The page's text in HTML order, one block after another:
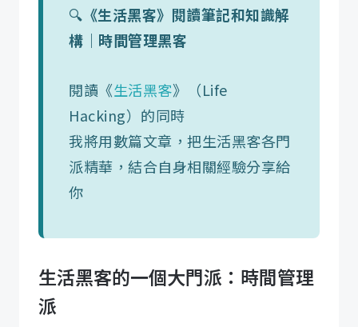
🔍 《生活黑客》閱讀筆記和知識解
構｜時間管理黑客
閱讀《生活黑客》（Life
Hacking）的同時
我將用數篇文章，把生活黑客各門
派精華，結合自身相關經驗分享給
你
生活黑客的一個大門派：時間管理
派